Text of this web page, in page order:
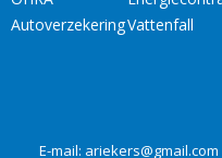
E-mail: ariekers@gmail.com